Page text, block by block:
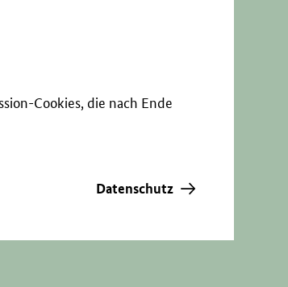
Cookies, die nach Ende
Datenschutz